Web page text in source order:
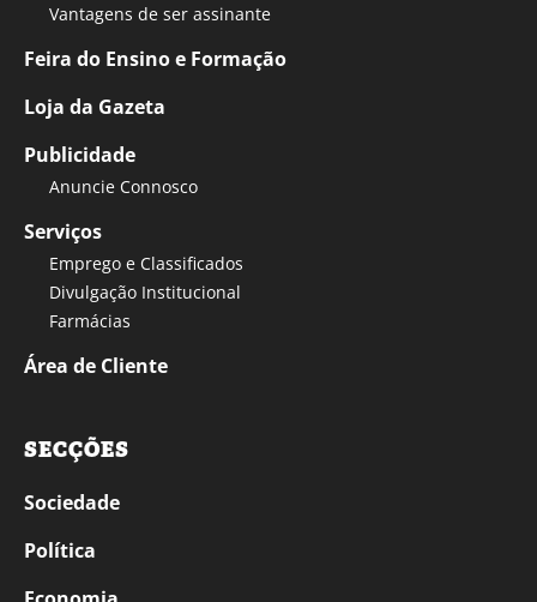
Vantagens de ser assinante
Feira do Ensino e Formação
Loja da Gazeta
Publicidade
Anuncie Connosco
Serviços
Emprego e Classificados
Divulgação Institucional
Farmácias
Área de Cliente
SECÇÕES
Sociedade
Política